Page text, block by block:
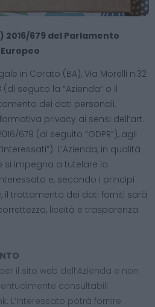
2016/679 del Parlamento
in Corato (BA), Via Morelli n.32
(di seguito la “Azienda” o il
dei dati personali,
privacy ai sensi dell’art.
679 (di seguito “GDPR”), agli
L’Azienda, in qualità
impegna a tutelare la
e, secondo i principi
il trattamento dei dati forniti sarà
liceità e trasparenza.
il sito web dell’Azienda e non
consultabili
L’Interessato potrà fornire